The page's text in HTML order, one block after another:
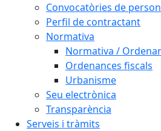
Convocatòries de
Perfil de contractant
Normativa
Normativa /
Ordenances fiscals
Urbanisme
Seu electrònica
Transparència
Serveis i tràmits